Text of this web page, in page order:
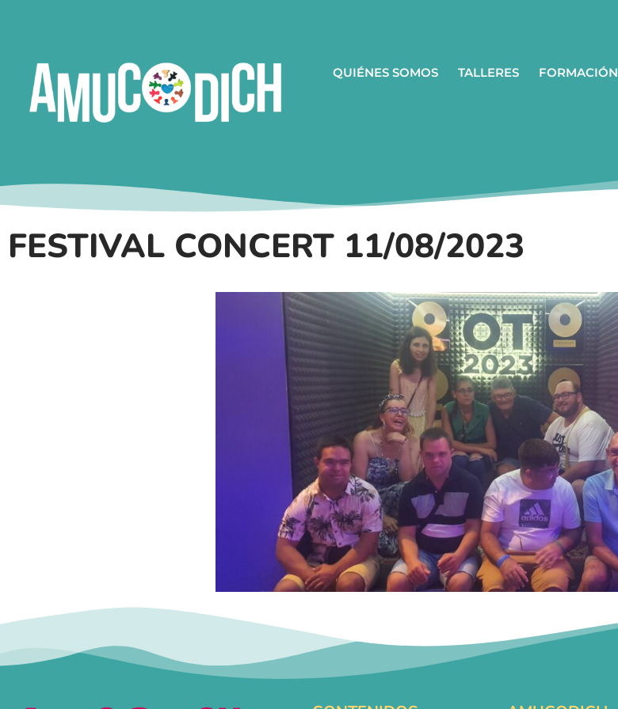
QUIÉNES SOMOS TALLERES FORMACIÓN
FESTIVAL CONCERT 11/08/2023